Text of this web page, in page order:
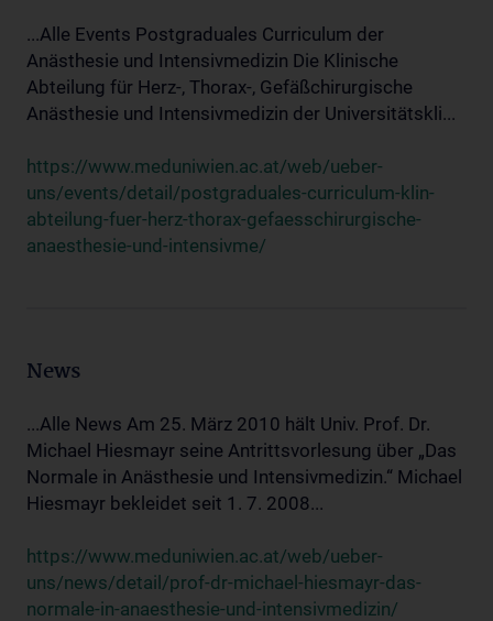
...Alle Events Postgraduales Curriculum der
Anästhesie und Intensivmedizin Die Klinische
Abteilung für Herz-, Thorax-, Gefäßchirurgische
Anästhesie und Intensivmedizin der Universitätskli...
https://www.meduniwien.ac.at/web/ueber-
uns/events/detail/postgraduales-curriculum-klin-
abteilung-fuer-herz-thorax-gefaesschirurgische-
anaesthesie-und-intensivme/
News
...Alle News Am 25. März 2010 hält Univ. Prof. Dr.
Michael Hiesmayr seine Antrittsvorlesung über „Das
Normale in Anästhesie und Intensivmedizin.“ Michael
Hiesmayr bekleidet seit 1. 7. 2008...
https://www.meduniwien.ac.at/web/ueber-
uns/news/detail/prof-dr-michael-hiesmayr-das-
normale-in-anaesthesie-und-intensivmedizin/